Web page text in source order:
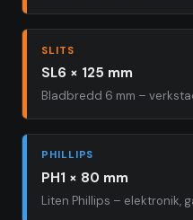
SLITS
SL6 × 125 mm
Bladbredd 6 mm –
PHILLIPS
PH1 × 80 mm
Liten Phillips – elektronik,